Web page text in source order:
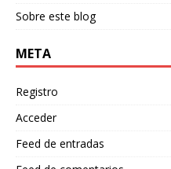
Sobre este blog
META
Registro
Acceder
Feed de entradas